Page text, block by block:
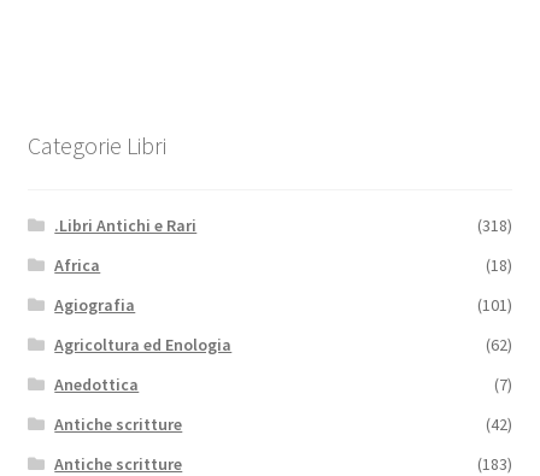
Categorie Libri
.Libri Antichi e Rari
(318)
Africa
(18)
Agiografia
(101)
Agricoltura ed Enologia
(62)
Anedottica
(7)
Antiche scritture
(42)
Antiche scritture
(183)